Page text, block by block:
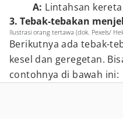
A: Lintahsan
3. Tebak-tebakan
Ilustrasi orang tertawa (dok. Pexels/
Berikutnya ada tebak-
kesel dan geregetan.
contohnya di bawah ini: